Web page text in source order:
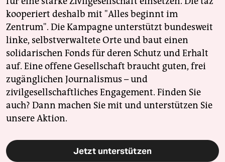
kooperiert deshalb mit "Alles beginnt im
Zentrum". Die Kampagne unterstützt bundesweit
linke, selbstverwaltete Orte und baut einen
solidarischen Fonds für deren Schutz und Erhalt
auf. Eine offene Gesellschaft braucht guten, frei
zugänglichen Journalismus – und
zivilgesellschaftliches Engagement. Finden Sie
auch? Dann machen Sie mit und unterstützen Sie
unsere Aktion.
Jetzt unterstützen